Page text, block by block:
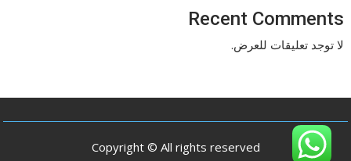
Recent Comments
لا توجد تعليقات للعرض.
Copyright © All rights reserved